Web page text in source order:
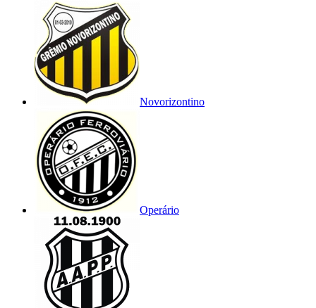
Novorizontino
Operário